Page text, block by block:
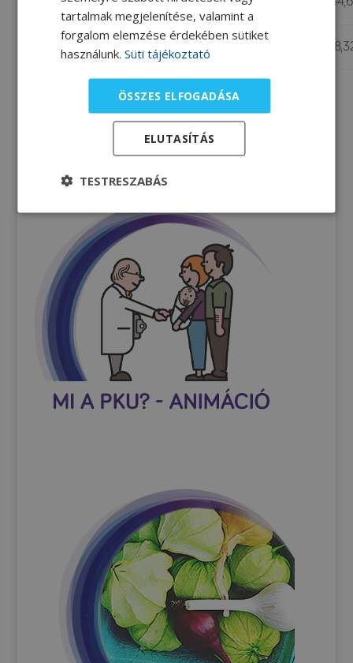
1 db*
tartalmak megjelenítése, valamint a
forgalom elemzése érdekében sütiket
használunk. Süti tájékoztató
ÖSSZES ELFOGADÁSA
ELUTASÍTÁS
TESTRESZABÁS